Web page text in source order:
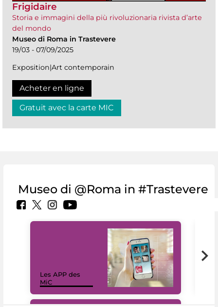
Frigidaire
Storia e immagini della più rivoluzionaria rivista d’arte
del mondo
Museo di Roma in Trastevere
19/03 - 07/09/2025
Exposition|Art contemporain
Acheter en ligne
Gratuit avec la carte MIC
Museo di @Roma in #Trastevere
Les APP des
MiC